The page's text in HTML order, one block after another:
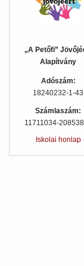
„A Petőfi”
Alapítvány
Adószám:
18240232-1-43
Számlaszám:
11711034-
Iskolai honlap